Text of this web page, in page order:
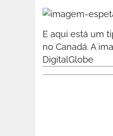
E aqui está um
no Canadá. A
DigitalGlobe